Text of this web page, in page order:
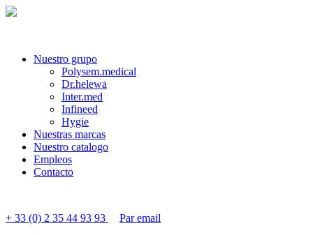
Nuestro grupo
Polysem.medical
Dr.helewa
Inter.med
Infineed
Hygie
Nuestras marcas
Nuestro catalogo
Empleos
Contacto
+ 33 (0) 2 35 44 93 93
Par email